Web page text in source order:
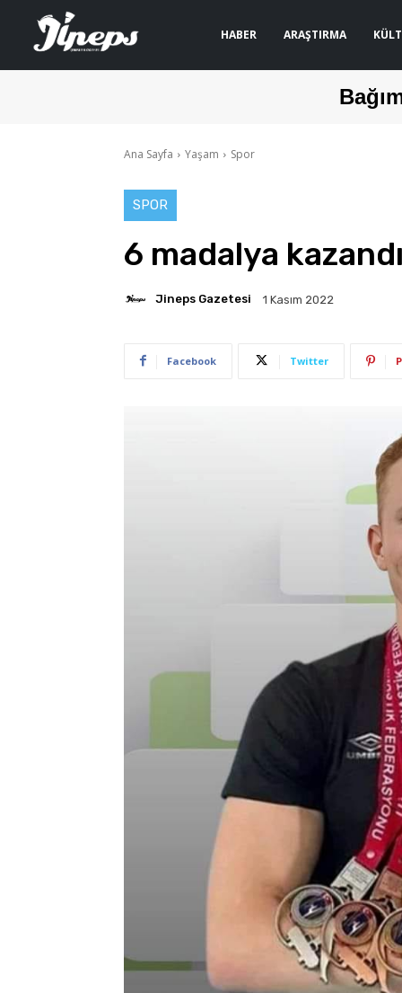
HABER ARAŞTIRMA
Ana Sayfa Yaşam Spor
SPOR
6 madalya
Jineps Gazetesi 1 Kasım 2022
Facebook Twitter